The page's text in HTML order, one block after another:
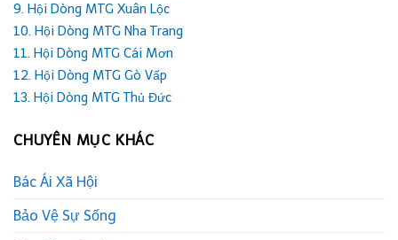
9. Hội Dòng MTG Xuân Lộc
10. Hội Dòng MTG Nha Trang
11. Hội Dòng MTG Cái Mơn
12. Hội Dòng MTG Gò Vấp
13. Hội Dòng MTG Thủ Đức
CHUYÊN MỤC KHÁC
Bác Ái Xã Hội
Bảo Vệ Sự Sống